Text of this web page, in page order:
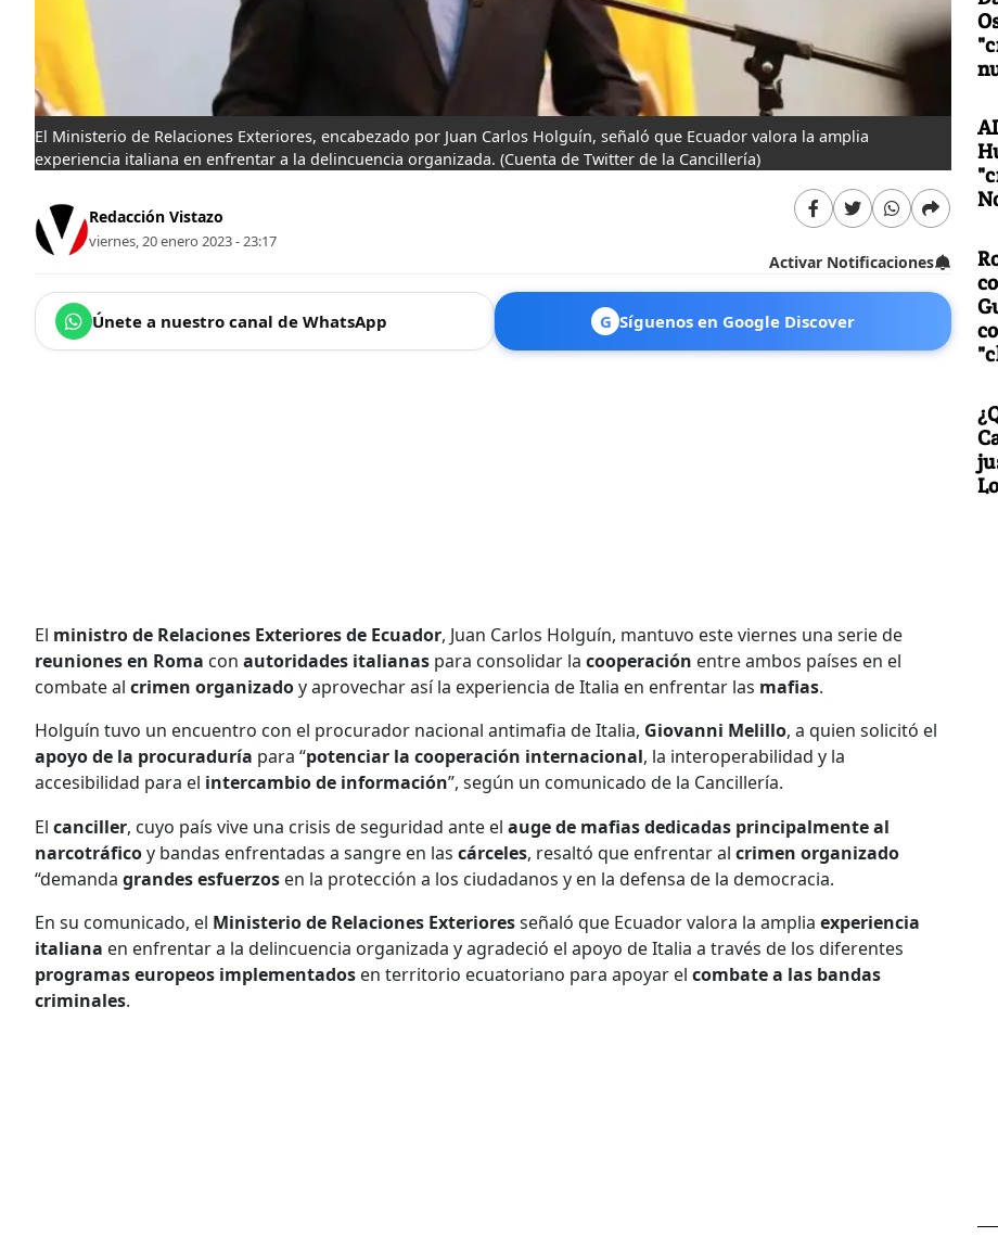
El Ministerio de Relaciones Exteriores, encabezado por Juan Carlos Holguín, señaló que Ecuador valora la amplia
experiencia italiana en enfrentar a la delincuencia organizada. (Cuenta de Twitter de la Cancillería)
Redacción Vistazo
viernes, 20 enero 2023 - 23:17
Activar Notificaciones
Únete a nuestro canal de WhatsApp G Síguenos en Google Discover
El ministro de Relaciones Exteriores de Ecuador, Juan Carlos Holguín, mantuvo este viernes una serie de
reuniones en Roma con autoridades italianas para consolidar la cooperación entre ambos países en el
combate al crimen organizadoy aprovechar así la experiencia de Italia en enfrentar las mafias.
Holguín tuvo un encuentro con el procurador nacional antimafia de Italia, Giovanni Melillo, a quien solicitó el
apoyo de la procuraduría para “potenciar la cooperación internacional, la interoperabilidad y la
accesibilidad para el intercambio de información”, según un comunicado de la Cancillería.
El canciller, cuyo país vive una crisis de seguridad ante el auge de mafias dedicadas principalmente al
narcotráficoy bandas enfrentadas a sangre en las cárceles, resaltó que enfrentar al crimen organizado
“demanda grandes esfuerzos en la protección a los ciudadanos y en la defensa de la democracia.
En su comunicado, el Ministerio de Relaciones Exterioresseñaló que Ecuador valora la amplia experiencia
italiana en enfrentar a la delincuencia organizada y agradeció el apoyo de Italia a través de los diferentes
programas europeos implementados en territorio ecuatoriano para apoyar el combate a las bandas
criminales.